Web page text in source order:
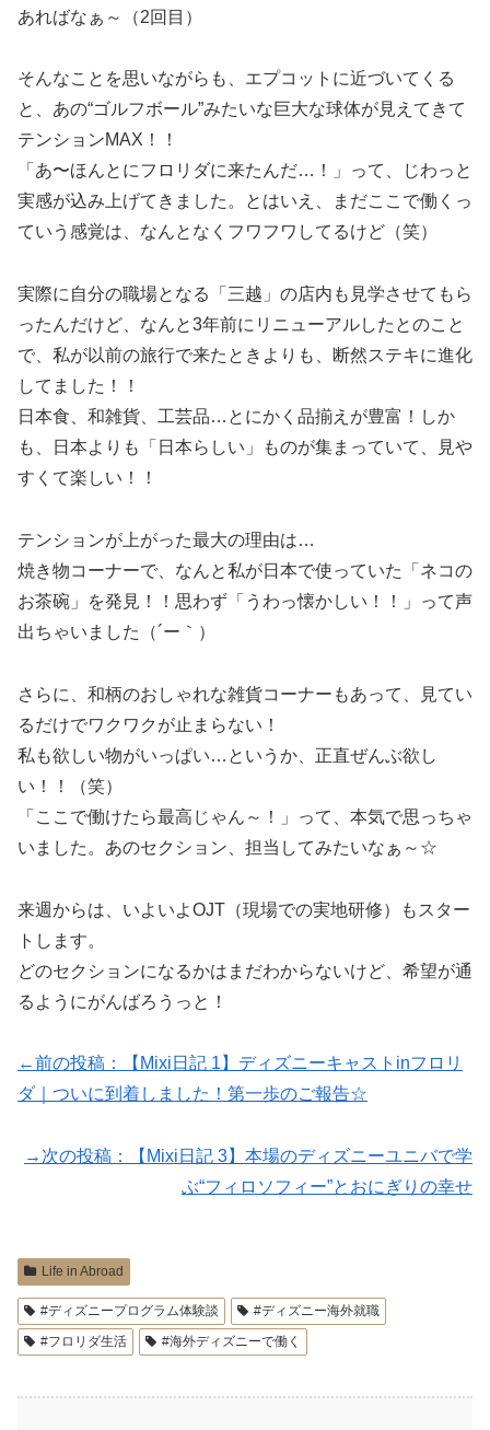
あればなぁ～（2回目）
そんなことを思いながらも、エプコットに近づいてくる
と、あの“ゴルフボール”みたいな巨大な球体が見えてきて
テンションMAX！！
「あ〜ほんとにフロリダに来たんだ…！」って、じわっと
実感が込み上げてきました。とはいえ、まだここで働くっ
ていう感覚は、なんとなくフワフワしてるけど（笑）
実際に自分の職場となる「三越」の店内も見学させてもら
ったんだけど、なんと3年前にリニューアルしたとのこと
で、私が以前の旅行で来たときよりも、断然ステキに進化
してました！！
日本食、和雑貨、工芸品…とにかく品揃えが豊富！しか
も、日本よりも「日本らしい」ものが集まっていて、見や
すくて楽しい！！
テンションが上がった最大の理由は…
焼き物コーナーで、なんと私が日本で使っていた「ネコの
お茶碗」を発見！！思わず「うわっ懐かしい！！」って声
出ちゃいました（´ー｀）
さらに、和柄のおしゃれな雑貨コーナーもあって、見てい
るだけでワクワクが止まらない！
私も欲しい物がいっぱい…というか、正直ぜんぶ欲し
い！！（笑）
「ここで働けたら最高じゃん～！」って、本気で思っちゃ
いました。あのセクション、担当してみたいなぁ～☆
来週からは、いよいよOJT（現場での実地研修）もスター
トします。
どのセクションになるかはまだわからないけど、希望が通
るようにがんばろうっと！
←前の投稿：【Mixi日記 1】ディズニーキャストinフロリ
ダ｜ついに到着しました！第一歩のご報告☆
→次の投稿：【Mixi日記 3】本場のディズニーユニバで学
ぶ“フィロソフィー”とおにぎりの幸せ
Life in Abroad
#ディズニープログラム体験談
#ディズニー海外就職
#フロリダ生活
#海外ディズニーで働く